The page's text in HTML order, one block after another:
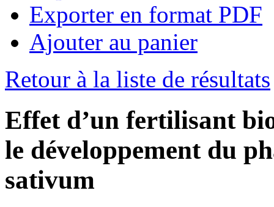
Exporter en format PDF
Ajouter au panier
Retour à la liste de résultats
Effet d’un fertilisant
le développement du
sativum